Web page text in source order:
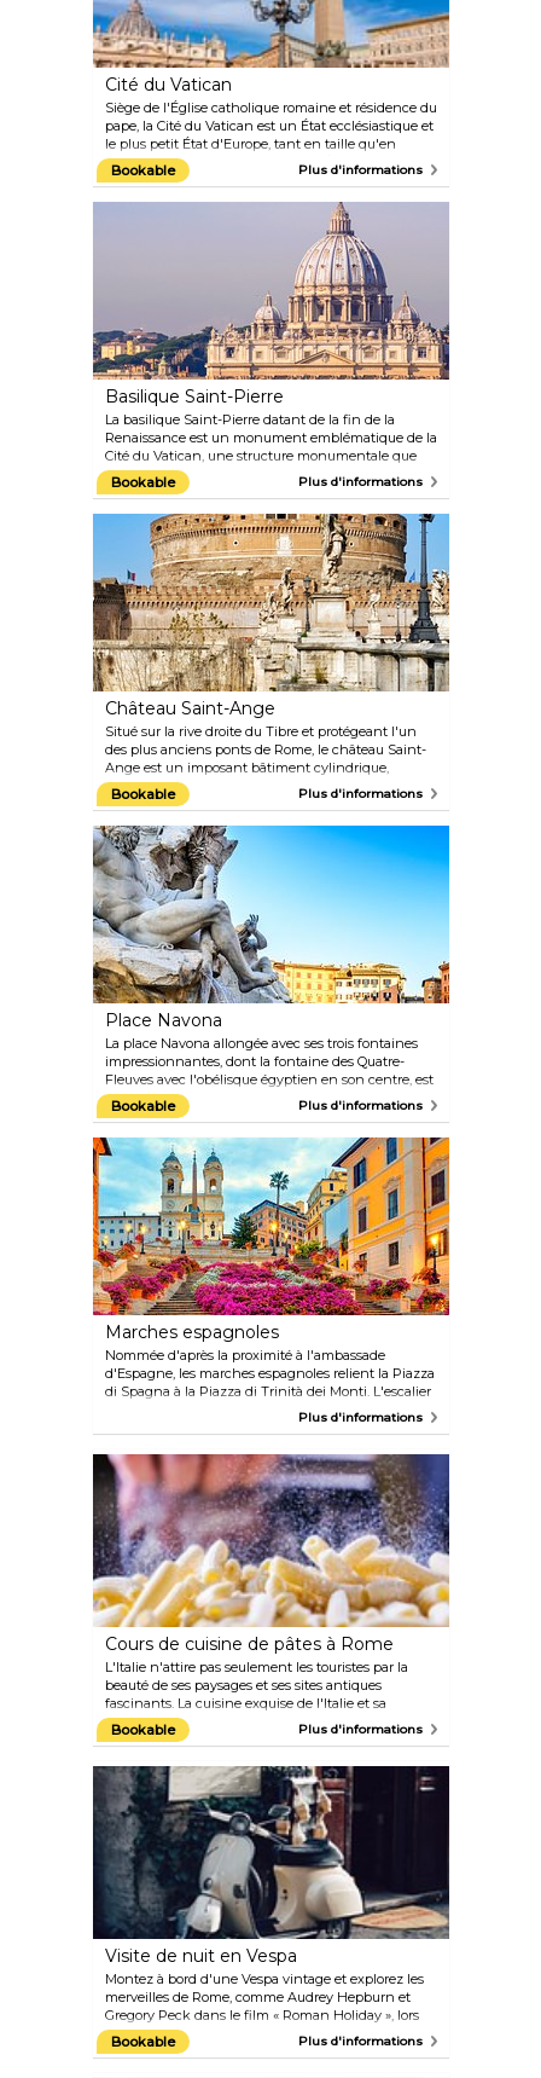
le Panthéon s'appelle Piazza della Rotonda. Elle est
située près de la Piazza Navona et du Campo de
Fiori, alors profitez-en pour vous promener dans ce
quartier, il y a beaucoup à voir.
Cité du Vatican
Siège de l'Église catholique romaine et résidence du
pape, la Cité du Vatican est un État ecclésiastique et
le plus petit État d'Europe, tant en taille qu'en
population. Bien que minuscule, l'État possède 11
musées remarquables, dont la chapelle Sixtine
décorée par Michel-Ange (peut-être le plus grand
joyau), la basilique Saint-Pierre et la place Saint-
Pierre. Admirez les trésors du Vatican lors de votre
visite réservée à l'avance et évitez les files d'attente
Bookable Plus d'informations
Basilique Saint-Pierre
La basilique Saint-Pierre datant de la fin de la
Renaissance est un monument emblématique de la
Cité du Vatican, une structure monumentale que
des personnalités comme Michel-Ange ont
contribué à créer. Aujourd'hui, la basilique est
ouverte aux visiteurs qui souhaitent explorer ses
nefs intérieures et ses chapelles et admirer des
œuvres d'art de grands maîtres tels que Raphaël et
Bernini. Pendant votre séjour, ne manquez pas de
monter au sommet du dôme, où vous pourrez
admirer la vue imprenable sur la place Saint-Pierre.
Bookable Plus d'informations
Château Saint-Ange
Situé sur la rive droite du Tibre et protégeant l'un
des plus anciens ponts de Rome, le château Saint-
Ange est un imposant bâtiment cylindrique,
initialement commandé par l'empereur Hadrien
comme mausolée pour lui-même et sa famille. Il a
ensuite été transformé successivement en
forteresse, résidence papale et prison. Aujourd'hui,
c'est un musée offrant une vue magnifique sur
Rome.
Bookable Plus d'informations
Place Navona
La place Navona allongée avec ses trois fontaines
impressionnantes, dont la fontaine des Quatre-
Fleuves avec l'obélisque égyptien en son centre, est
la place la plus célèbre et la plus animée de Rome.
Construite au 1er siècle de notre ère, la place était
autrefois un stade pour les compétitions sportives et
pouvait accueillir plus de 20 000 spectateurs.
L'architecture baroque en toile de fond, les touristes,
les artistes de rue, les restaurants et les bars en font
le cadre idéal pour savourer le moment présent.
Bookable Plus d'informations
Marches espagnoles
Nommée d'après la proximité à l'ambassade
d'Espagne, les marches espagnoles relient la Piazza
di Spagna à la Piazza di Trinità dei Monti. L'escalier
monumental est célèbre pour être un point de
spectacle de la vie dans les rues de Rome après une
longue journée de shopping ou de visites
touristiques. Au printemps, les azalées fleurissent
sur la place d'Espagne, ce qui en fait l'une des
attractions les plus photogéniques de Rome. Les
marches sont devenues célèbres dans le monde
entier, en partie grâce au film « Roman Holiday »
avec Audrey Hepburn et à la chanson « When I
Paint My Masterpiece » de Bob Dylan.
Plus d'informations
Cours de cuisine de pâtes à Rome
L'Italie n'attire pas seulement les touristes par la
beauté de ses paysages et ses sites antiques
fascinants. La cuisine exquise de l'Italie et sa
passion pour tout ce qui est culinaire constituent
sans doute un attrait encore plus puissant. Et pour
participer à un cours de cuisine. Celui-ci en
particulier vous apprendra à faire vos propres pâtes à
la main avec l'aide d'un chef italien expert.
Bookable Plus d'informations
Visite de nuit en Vespa
Montez à bord d'une Vespa vintage et explorez les
merveilles de Rome, comme Audrey Hepburn et
Gregory Peck dans le film « Roman Holiday », lors
de cette visite de nuit amusante et mémorable. Il
s'agit d'une visite guidée de 3 heures avec un guide
Bookable Plus d'informations